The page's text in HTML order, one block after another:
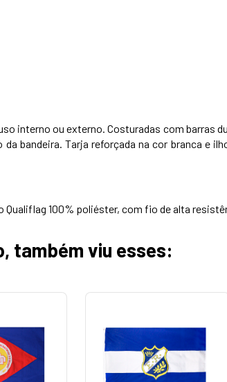
interno ou externo. Costuradas com barras
bandeira. Tarja reforçada na cor branca e
100% poliéster, com fio de alta
também viu esses: